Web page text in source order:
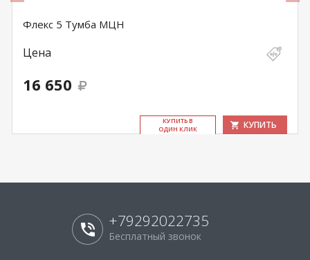
Флекс 5 Тумба МЦН
Цена
16 650
КУ­ПИТЬ В
ОДИН КЛИК
КУПИТЬ
+79292022735
Бесплатный звонок